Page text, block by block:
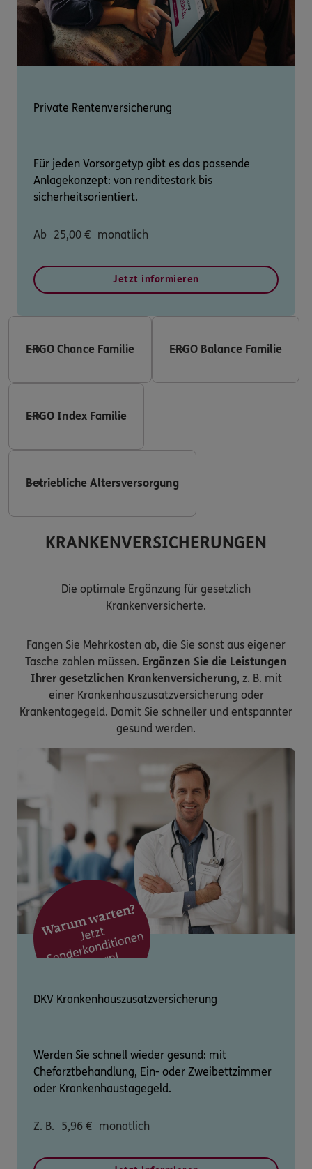
Private Rentenversicherung
Für jeden Vorsorgetyp gibt es das passende
Anlagekonzept: von renditestark bis
sicherheitsorientiert.
Ab 25,00 € monatlich
Jetzt informieren
ERGO Chance Familie ERGO Balance Familie
ERGO Index Familie
Betriebliche Altersversorgung
KRANKENVERSICHERUNGEN
Die optimale Ergänzung für gesetzlich
Krankenversicherte.
Fangen Sie Mehrkosten ab, die Sie sonst aus eigener
Tasche zahlen müssen. Ergänzen Sie die Leistungen
Ihrer gesetzlichen Krankenversicherung, z. B. mit
einer Krankenhauszusatzversicherung oder
Krankentagegeld. Damit Sie schneller und entspannter
gesund werden.
DKV Krankenhauszusatzversicherung
Werden Sie schnell wieder gesund: mit
Chefarztbehandlung, Ein- oder Zweibettzimmer
oder Krankenhaustagegeld.
Z. B. 5,96 € monatlich